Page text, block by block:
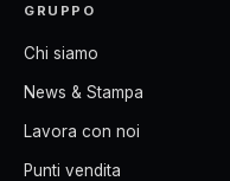
GRUPPO
Chi siamo
News & Stampa
Lavora con noi
Punti vendita